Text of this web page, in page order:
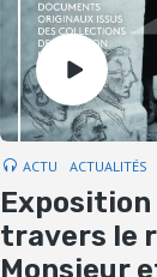
ACTU ACTUALITÉS
Exposition
travers le
Monsieur